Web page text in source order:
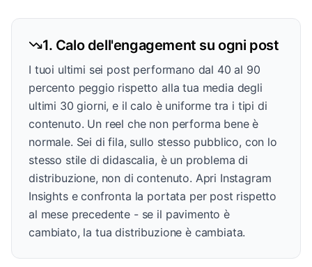
1. Calo dell'engagement su ogni post
I tuoi ultimi sei post performano dal 40 al 90
percento peggio rispetto alla tua media degli
ultimi 30 giorni, e il calo è uniforme tra i tipi di
contenuto. Un reel che non performa bene è
normale. Sei di fila, sullo stesso pubblico, con lo
stesso stile di didascalia, è un problema di
distribuzione, non di contenuto. Apri Instagram
Insights e confronta la portata per post rispetto
al mese precedente - se il pavimento è
cambiato, la tua distribuzione è cambiata.